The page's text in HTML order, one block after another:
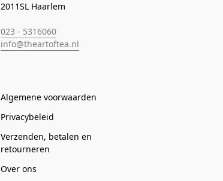
2011SL Haarlem
023 - 5316060
info@theartoftea.nl
Algemene voorwaarden
Privacybeleid
Verzenden, betalen en
retourneren
Over ons